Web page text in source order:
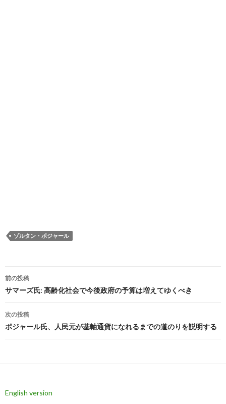
ゾルタン・ポジャール
投
稿
ナ
ビ
ゲ
ー
ョ
前の投稿
サマーズ氏: 高齢化社会で今後政府の予算は増えてゆくべき
次の投稿
ポジャール氏、人民元が基軸通貨になれるまでの道のりを説明する
English version